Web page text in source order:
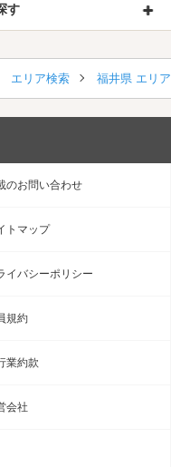
す
エリア検索 福井県 エリ
のお問い合わせ
トマップ
イバシーポリシー
規約
業約款
会社